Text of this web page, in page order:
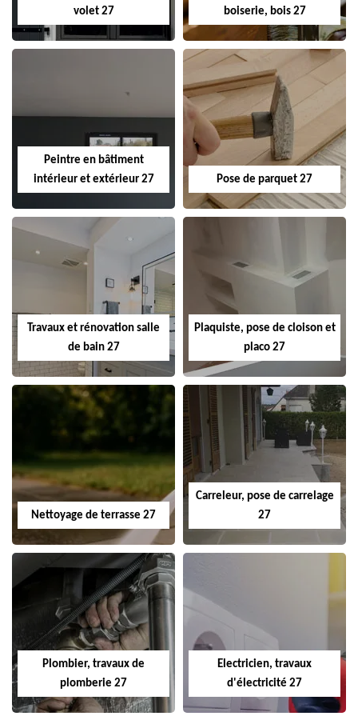
volet 27
boiserie, bois 27
Peintre en bâtiment
intérieur et extérieur 27
Pose de parquet 27
Travaux et rénovation salle
de bain 27
Plaquiste, pose de cloison et
placo 27
Nettoyage de terrasse 27
Carreleur, pose de carrelage
27
Plombier, travaux de
plomberie 27
Electricien, travaux
d'électricité 27